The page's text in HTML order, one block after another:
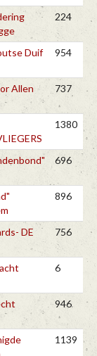
224
Duif 954
Allen 737
1380
696
896
DE
756
6
946
1139